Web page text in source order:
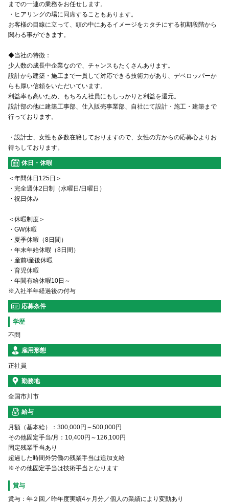
までの一連の業務をお任せします。
・ヒアリングの場に同席することもあります。
お客様の目線に立って、頭の中にあるイメージをカタチにする初期段階から
関わる事ができます。
◆当社の特徴：
少人数の成長中企業なので、チャンスもたくさんあります。
設計から建築・施工まで一貫して対応できる技術力があり、デベロッパーか
らも厚い信頼をいただいています。
利益率も高いため、もちろん社員にもしっかりと利益を還元。
設計部の他に建築工事部、仕入販売事業部、自社にて設計・施工・建築まで
行っております。
・設計士、女性も多数在籍しておりますので、女性の方からの応募心よりお
待ちしております。
休日・休暇
＜年間休日125日＞
・完全週休2日制（水曜日/日曜日）
・祝日休み
＜休暇制度＞
・GW休暇
・夏季休暇（8日間）
・年末年始休暇（8日間）
・産前/産後休暇
・育児休暇
・年間有給休暇10日～
※入社半年経過後の付与
応募条件
学歴
不問
雇用形態
正社員
勤務地
全国市川市
給与
月額（基本給）：300,000円～500,000円
その他固定手当/月：10,400円～126,100円
固定残業手当あり
超過した時間外労働の残業手当は追加支給
※その他固定手当は技術手当となります
賞与
賞与：年２回／昨年度実績4ヶ月分／個人の業績により変動あり